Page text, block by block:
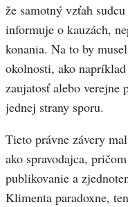
že samotný vzťah
informuje o kauzách,
konania. Na to by
okolnosti, ako
zaujatosť alebo verejne
jednej strany sporu.
Tieto právne závery
ako spravodajca,
publikovanie a
Klimenta paradoxne,